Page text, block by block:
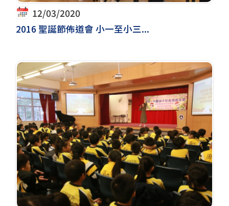
12/03/2020
2016 聖誕節佈道會 小一至小三...